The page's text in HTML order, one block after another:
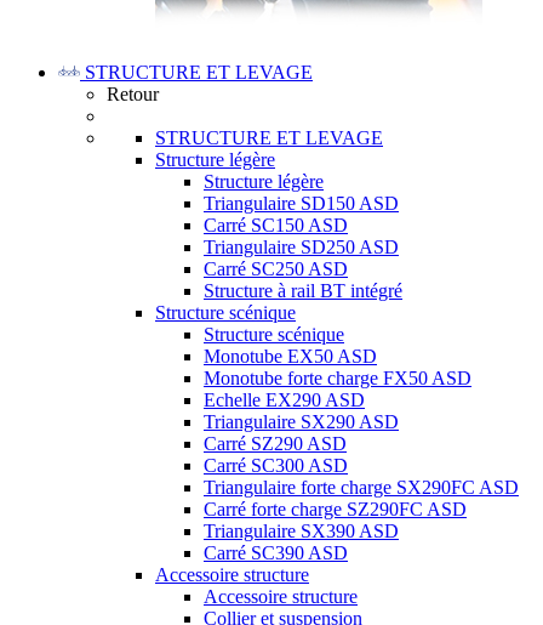
STRUCTURE ET LEVAGE
Retour
STRUCTURE ET LEVAGE
Structure légère
Structure légère
Triangulaire SD150 ASD
Carré SC150 ASD
Triangulaire SD250 ASD
Carré SC250 ASD
Structure à rail BT intégré
Structure scénique
Structure scénique
Monotube EX50 ASD
Monotube forte charge FX50 ASD
Echelle EX290 ASD
Triangulaire SX290 ASD
Carré SZ290 ASD
Carré SC300 ASD
Triangulaire forte charge SX290FC ASD
Carré forte charge SZ290FC ASD
Triangulaire SX390 ASD
Carré SC390 ASD
Accessoire structure
Accessoire structure
Collier et suspension